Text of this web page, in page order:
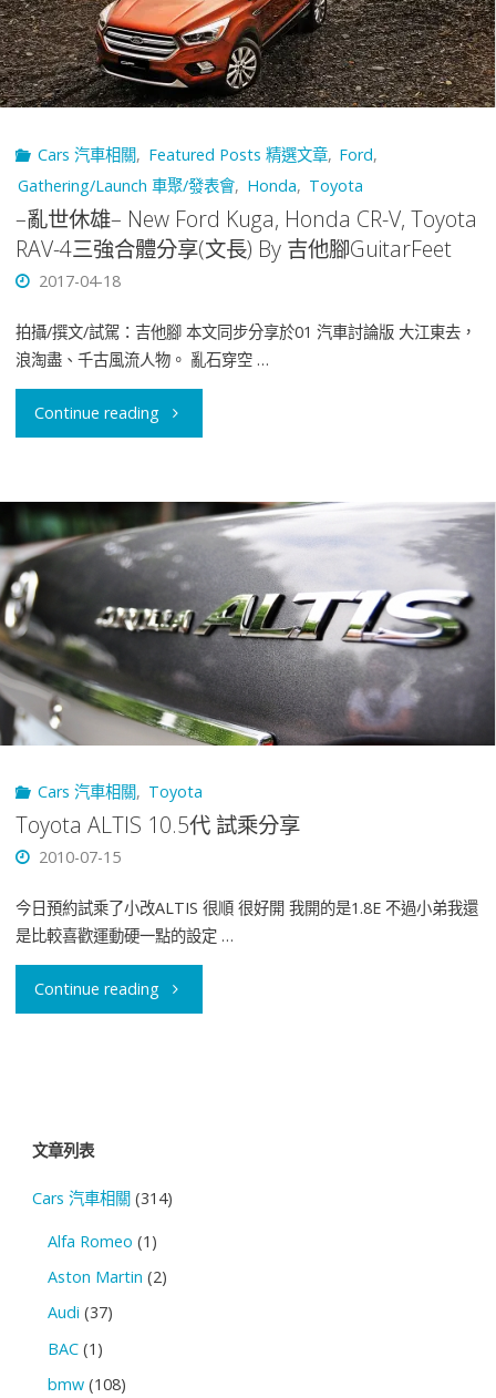
得
By
他
腳
GuitarFeet"
野
生
Toyota
GR
靜
捕
獲
分
吉
他
GuitarFeet"
Cars 汽車相關, Featured Posts 精選文章, Ford,
Gathering/Launch 車聚/發表會, Honda, Toyota
–亂世休雄– New Ford Kuga, Honda CR-V, Toyota
RAV-4三強合體分享(文長) By 吉他腳GuitarFeet
2017-04-18
拍攝/撰文/試駕：吉他腳 本文同步分享於01 汽車討論版 大江東去，
浪淘盡、千古風流人物。 亂石穿空 …
Continue reading"–
世
休
New
Ford
Kuga,
Honda
V,
Toyota
體
Cars 汽車相關, Toyota
Toyota ALTIS 10.5代 試乘分享
2010-07-15
今日預約試乘了小改ALTIS 很順 很好開 我開的是1.8E 不過小弟我還
是比較喜歡運動硬一點的設定 …
Continue reading"Toyota
分
文章列表
Cars 汽車相關(314)
Alfa Romeo (1)
Aston Martin (2)
Audi (37)
BAC (1)
bmw (108)